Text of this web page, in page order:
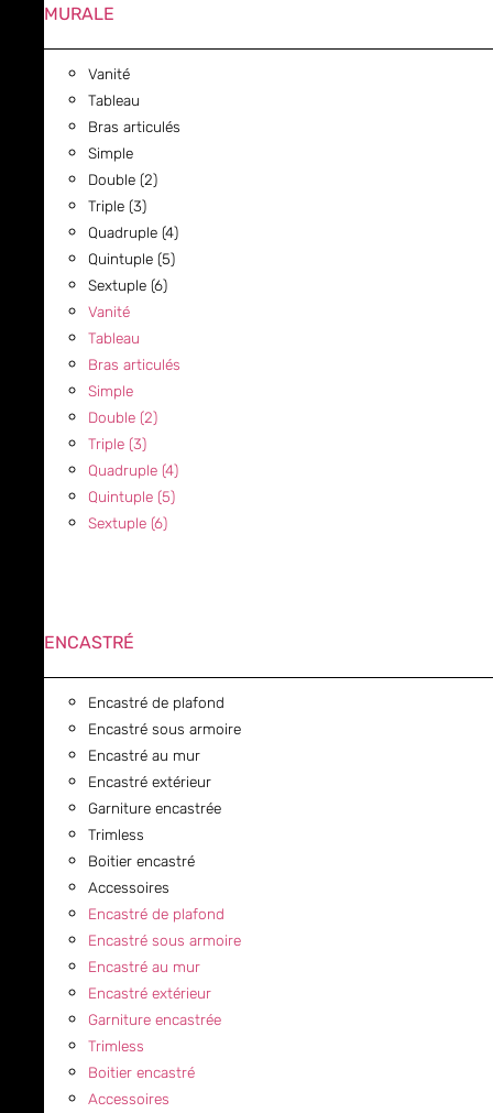
MURALE
Vanité
Tableau
Bras articulés
Simple
Double (2)
Triple (3)
Quadruple (4)
Quintuple (5)
Sextuple (6)
Vanité
Tableau
Bras articulés
Simple
Double (2)
Triple (3)
Quadruple (4)
Quintuple (5)
Sextuple (6)
ENCASTRÉ
Encastré de plafond
Encastré sous armoire
Encastré au mur
Encastré extérieur
Garniture encastrée
Trimless
Boitier encastré
Accessoires
Encastré de plafond
Encastré sous armoire
Encastré au mur
Encastré extérieur
Garniture encastrée
Trimless
Boitier encastré
Accessoires